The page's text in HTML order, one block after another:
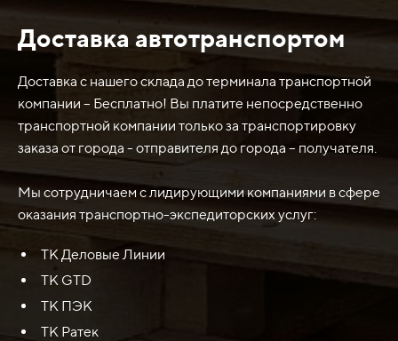
Доставка автотранспортом
Доставка с нашего склада до терминала транспортной
компании – Бесплатно! Вы платите непосредственно
транспортной компании только за транспортировку
заказа от города - отправителя до города – получателя.
Мы сотрудничаем с лидирующими компаниями в сфере
оказания транспортно-экспедиторских услуг:
ТК Деловые Линии
ТК GTD
ТК ПЭК
ТК Ратек
Нож боковой 540х320х40 (Ст.65Г) Shehwa SD 8
обычно используется в промышленности и
строительстве для различных задач, таких как резка
металлических листов, формирование и обработка
различных материалов, включая пластик и дерево.
Этот нож имеет высокую прочность и остроту, что
делает его идеальным инструментом для точных и
качественных работ.